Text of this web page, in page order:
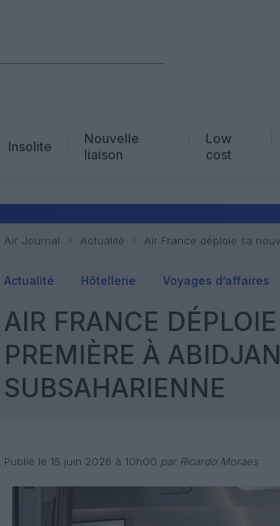
Insolite
Nouvelle
liaison
Low
cost
Air Journal Actualité Air France déploie sa
Actualité Hôtellerie Voyages d’affaires
AIR FRANCE
PREMIÈRE À
SUBSAHARIENNE
Publié le 15 juin 2026 à 10h00 par Ricardo Moraes